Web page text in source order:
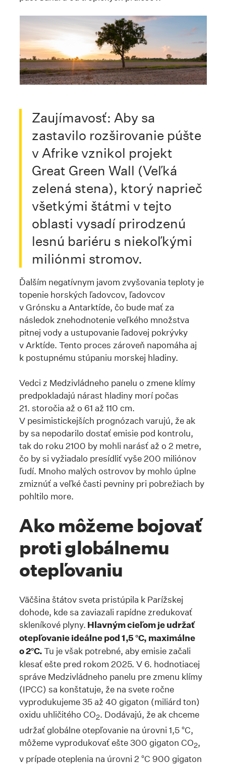
Zaujímavosť: Aby sa
zastavilo rozširovanie púšte
v Afrike vznikol projekt
Great Green Wall (Veľká
zelená stena), ktorý naprieč
všetkými štátmi v tejto
oblasti vysadí prirodzenú
lesnú bariéru s niekoľkými
miliónmi stromov.
Ďalším negatívnym javom zvyšovania teploty je
topenie horských ľadovcov, ľadovcov
v Grónsku a Antarktíde, čo bude mať za
následok znehodnotenie veľkého množstva
pitnej vody a ustupovanie ľadovej pokrývky
v Arktíde. Tento proces zároveň napomáha aj
k postupnému stúpaniu morskej hladiny.
Vedci z Medzivládneho panelu o zmene klímy
predpokladajú nárast hladiny morí počas
21. storočia až o 61 až 110 cm.
V pesimistickejších prognózach varujú, že ak
by sa nepodarilo dostať emisie pod kontrolu,
tak do roku 2100 by mohli narásť až o 2 metre,
čo by si vyžiadalo presídliť vyše 200 miliónov
ľudí. Mnoho malých ostrovov by mohlo úplne
zmiznúť a veľké časti pevniny pri pobrežiach by
pohltilo more.
Ako môžeme bojovať
proti globálnemu
otepľovaniu
Väčšina štátov sveta pristúpila k Parížskej
dohode, kde sa zaviazali rapídne zredukovať
skleníkové plyny. Hlavným cieľom je udržať
otepľovanie ideálne pod 1,5 °C, maximálne
o 2°C.Tu je však potrebné, aby emisie začali
klesať ešte pred rokom 2025. V 6. hodnotiacej
správe Medzivládneho panelu pre zmenu klímy
(IPCC) sa konštatuje, že na svete ročne
vyprodukujeme 35 až 40 gigaton (miliárd ton)
oxidu uhličitého CO2. Dodávajú, že ak chceme
udržať globálne otepľovanie na úrovni 1,5 °C,
môžeme vyprodukovať ešte 300 gigaton CO2,
v prípade oteplenia na úrovni 2 °C 900 gigaton